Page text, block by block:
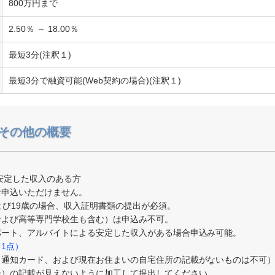
800万円まで
2.50％ ～ 18.00％
最短3分(注釈１)
最短3分で融資可能(Web契約の場合)(注釈１)
の他の概要
定した収入のある方
込いただけません。
19歳の場合、収入証明書類の提出が必須。
び高等専門学校生も含む）は申込み不可。
ト、アルバイトによる安定した収入がある場合申込み可能。
）
知カード、および現在お住まいの自宅住所の記載がないものは不可